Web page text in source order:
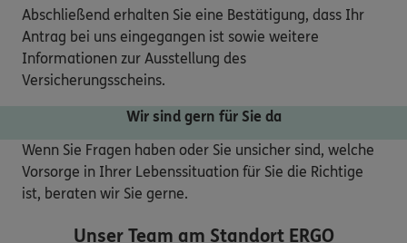
Abschließend erhalten Sie eine Bestätigung, dass Ihr
Antrag bei uns eingegangen ist sowie weitere
Informationen zur Ausstellung des
Versicherungsscheins.
Wir sind gern für Sie da
Wenn Sie Fragen haben oder Sie unsicher sind, welche
Vorsorge in Ihrer Lebenssituation für Sie die Richtige
ist, beraten wir Sie gerne.
Unser Team am StandortERGO